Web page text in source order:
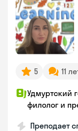
5 11
Удмуртский
филолог и
Преподает